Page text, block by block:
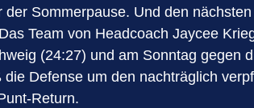
Sommerpause. Und den
Team von Headcoach Jaycee
(24:27) und am Sonntag gegen
Defense um den nachträglich
Return.